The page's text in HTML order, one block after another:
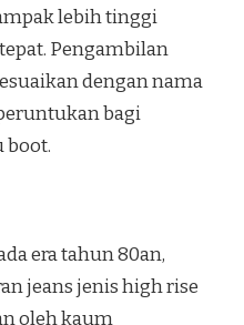
lebih tinggi
Pengambilan
dengan nama
bagi
boot.
era tahun 80an,
jeans jenis high rise
oleh kaum